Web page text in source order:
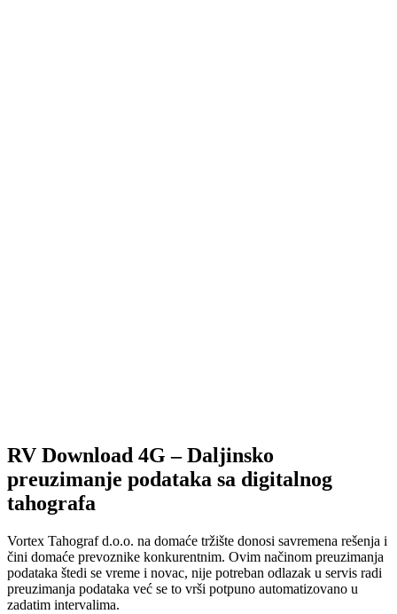
RV Download 4G – Daljinsko
preuzimanje podataka sa digitalnog
tahografa
Vortex Tahograf d.o.o. na domaće tržište donosi savremena rešenja i
čini domaće prevoznike konkurentnim. Ovim načinom preuzimanja
podataka štedi se vreme i novac, nije potreban odlazak u servis radi
preuzimanja podataka već se to vrši potpuno automatizovano u
zadatim intervalima.